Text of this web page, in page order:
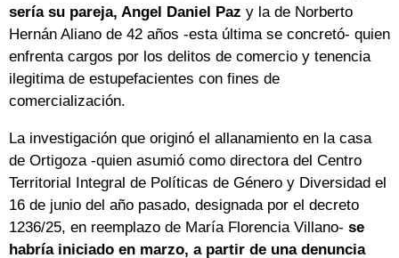
sería su pareja, Angel Daniel Paz y la de Norberto
Hernán Aliano de 42 años -esta última se concretó- quien
enfrenta cargos por los delitos de comercio y tenencia
ilegitima de estupefacientes con fines de
comercialización.
La investigación que originó el allanamiento en la casa
de Ortigoza -quien asumió como directora del Centro
Territorial Integral de Políticas de Género y Diversidad el
16 de junio del año pasado, designada por el decreto
1236/25, en reemplazo de María Florencia Villano- se
habría iniciado en marzo, a partir de una denuncia